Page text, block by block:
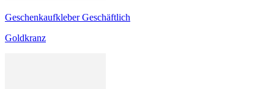
Geschenkaufkleber Geschäftlich
Goldkranz